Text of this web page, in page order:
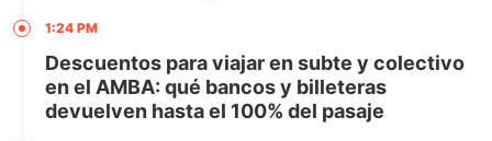
1:24 PM
Descuentos para viajar en subte y colectivo
en el AMBA: qué bancos y billeteras
devuelven hasta el 100% del pasaje